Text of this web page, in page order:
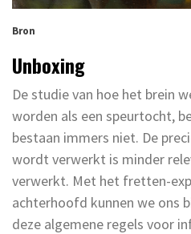
Bron
Unboxing
De studie van hoe het brein
worden als een speurtocht,
bestaan immers niet. De
wordt verwerkt is minder
verwerkt. Met het fretten-
achterhoofd kunnen we ons
deze algemene regels voor